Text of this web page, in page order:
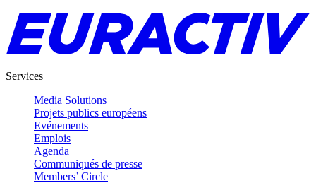
Services
Media Solutions
Projets publics européens
Evénements
Emplois
Agenda
Communiqués de presse
Members’ Circle